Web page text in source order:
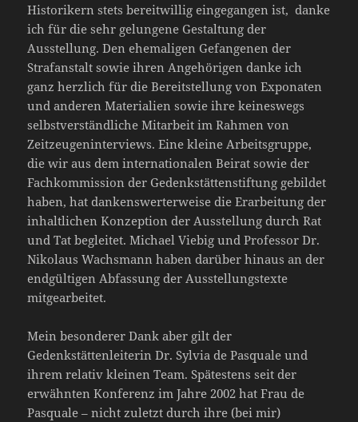
Historikern stets bereitwillig eingegangen ist, danke
ich für die sehr gelungene Gestaltung der
Ausstellung. Den ehemaligen Gefangenen der
Strafanstalt sowie ihren Angehörigen danke ich
ganz herzlich für die Bereitstellung von Exponaten
und anderen Materialien sowie ihre keineswegs
selbstverständliche Mitarbeit im Rahmen von
Zeitzeugeninterviews. Eine kleine Arbeitsgruppe,
die wir aus dem internationalen Beirat sowie der
Fachkommission der Gedenkstättenstiftung gebildet
haben, hat dankenswerterweise die Erarbeitung der
inhaltlichen Konzeption der Ausstellung durch Rat
und Tat begleitet. Michael Viebig und Professor Dr.
Nikolaus Wachsmann haben darüber hinaus an der
endgültigen Abfassung der Ausstellungstexte
mitgearbeitet.
Mein besonderer Dank aber gilt der
Gedenkstättenleiterin Dr. Sylvia de Pasquale und
ihrem relativ kleinen Team. Spätestens seit der
erwähnten Konferenz im Jahre 2002 hat Frau de
Pasquale – nicht zuletzt durch ihre (bei mir)